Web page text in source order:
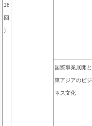
28
回
)
国際事業展開と
東アジアのビジ
ネス文化